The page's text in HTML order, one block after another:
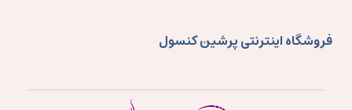
فروشگاه اینترنتی پرشین کنسول